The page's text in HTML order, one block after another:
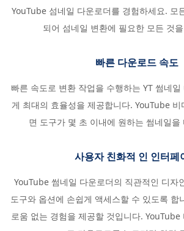
YouTube 섬네일 다운로더를 경험하세요. 모
되어 섬네일 변환에 필요한 모든 것
빠른 다운로드 속도
빠른 속도로 변환 작업을 수행하는 YT 썸네
게 최대의 효율성을 제공합니다. YouTube 비
면 도구가 몇 초 이내에 원하는 썸네일을
사용자 친화적 인 인터페
YouTube 썸네일 다운로더의 직관적인 디자
도구와 옵션에 손쉽게 액세스할 수 있도록 합
로움 없는 경험을 제공할 것입니다. YouTube